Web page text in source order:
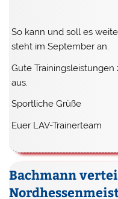
So kann und soll es
steht im September an.
Gute
aus.
Sportliche Grüße
Euer LAV-Trainerteam
Bachmann